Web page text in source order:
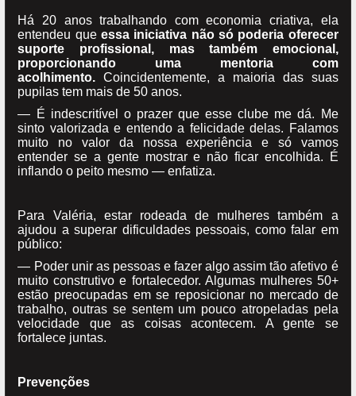
Há 20 anos trabalhando com economia criativa, ela
entendeu queessa iniciativa não só poderia oferecer
suporte profissional, mas também emocional,
proporcionando uma mentoria com
acolhimento. Coincidentemente, a maioria das suas
pupilas tem mais de 50 anos.
— É indescritível o prazer que esse clube me dá. Me
sinto valorizada e entendo a felicidade delas. Falamos
muito no valor da nossa experiência e só vamos
entender se a gente mostrar e não ficar encolhida. É
inflando o peito mesmo — enfatiza.
Para Valéria, estar rodeada de mulheres também a
ajudou a superar dificuldades pessoais, como falar em
público:
— Poder unir as pessoas e fazer algo assim tão afetivo é
muito construtivo e fortalecedor. Algumas mulheres 50+
estão preocupadas em se reposicionar no mercado de
trabalho, outras se sentem um pouco atropeladas pela
velocidade que as coisas acontecem. A gente se
fortalece juntas.
Prevenções